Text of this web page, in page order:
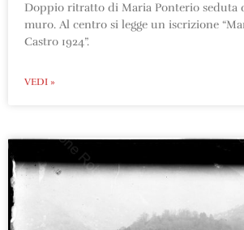
Doppio ritratto di Maria Ponterio seduta
muro. Al centro si legge un iscrizione
Castro 1924”.
VEDI »